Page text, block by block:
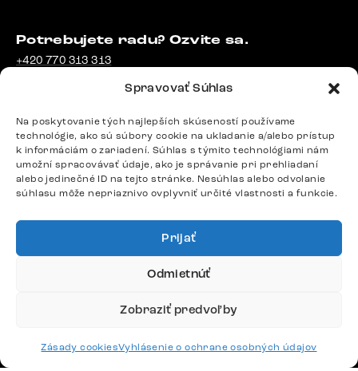
Spravovať Súhlas
Na poskytovanie tých najlepších skúseností používame
technológie, ako sú súbory cookie na ukladanie a/alebo prístup
k informáciám o zariadení. Súhlas s týmito technológiami nám
umožní spracovávať údaje, ako je správanie pri prehliadaní
alebo jedinečné ID na tejto stránke. Nesúhlas alebo odvolanie
súhlasu môže nepriaznivo ovplyvniť určité vlastnosti a funkcie.
Prijať
Odmietnúť
Zobraziť predvoľby
Zásady cookiesVyhlásenie o ochrane osobných údajov
Potrebujete radu? Ozvite sa.
+420 770 313 313
podpora@delife-shop.sk
Google recenzie
4,8